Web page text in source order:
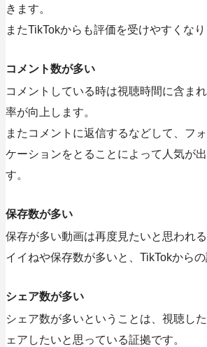
きます。
またTikTokからも評価を受けやすくなり
コメント数が多い
コメントしている時は視聴時間に含ま
率が向上します。
またコメントに返信するなどして、フ
ケーションをとることによって人気が
す。
保存数が多い
保存が多い動画は再度見たいと思われる
イイねや保存数が多いと、TikTokからの
シェア数が多い
シェア数が多いということは、視聴し
ェアしたいと思っている証拠です。